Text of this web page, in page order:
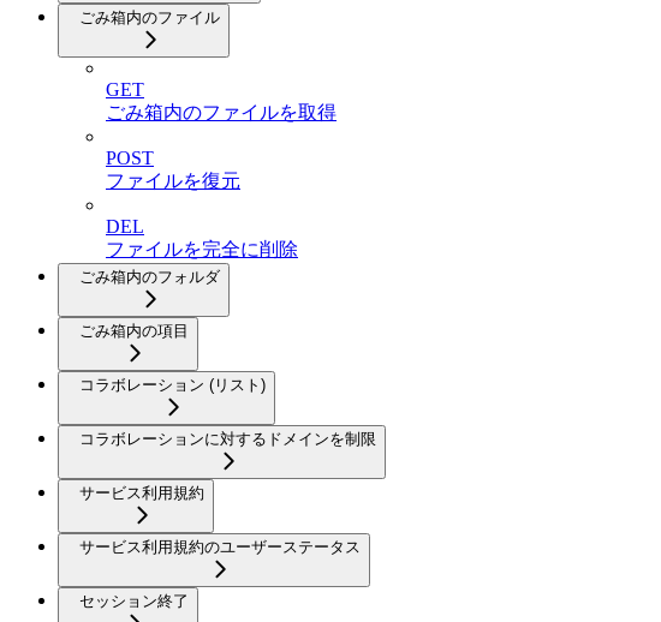
ごみ箱内のファイル
GET
ごみ箱内のファイルを取得
POST
ファイルを復元
DEL
ファイルを完全に削除
ごみ箱内のフォルダ
ごみ箱内の項目
コラボレーション (リスト)
コラボレーションに対するドメインを制限
サービス利用規約
サービス利用規約のユーザーステータス
セッション終了